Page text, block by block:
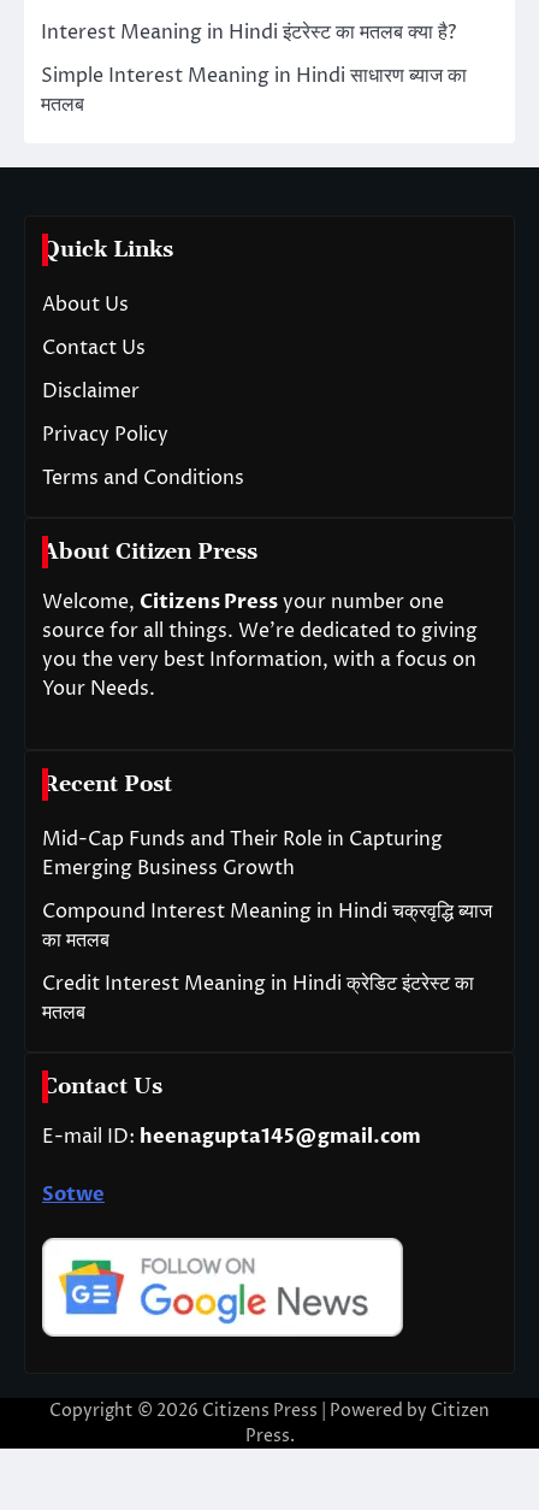
Interest Meaning in Hindi इंटरेस्ट का मतलब क्या है?
Simple Interest Meaning in Hindi साधारण ब्याज का
मतलब
Quick Links
About Us
Contact Us
Disclaimer
Privacy Policy
Terms and Conditions
About Citizen Press
Welcome, Citizens Pressyour number one
source for all things. We’re dedicated to giving
you the very best Information, with a focus on
Your Needs.
Recent Post
Mid-Cap Funds and Their Role in Capturing
Emerging Business Growth
Compound Interest Meaning in Hindi चक्रवृद्धि ब्याज
का मतलब
Credit Interest Meaning in Hindi क्रेडिट इंटरेस्ट का
मतलब
Contact Us
E-mail ID: heenagupta145@gmail.com
Sotwe
Copyright © 2026 Citizens Press | Powered by Citizen
Press.